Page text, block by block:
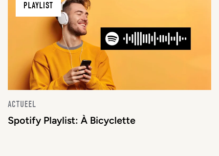
PLAYLIST
ACTUEEL
Spotify Playlist: À Bicyclette